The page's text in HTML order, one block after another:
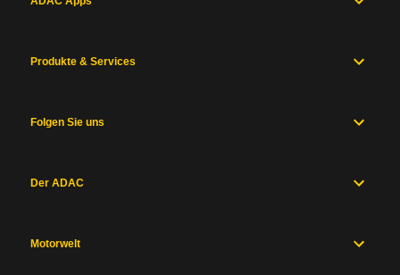
Produkte & Services
Folgen Sie uns
Der ADAC
Motorwelt